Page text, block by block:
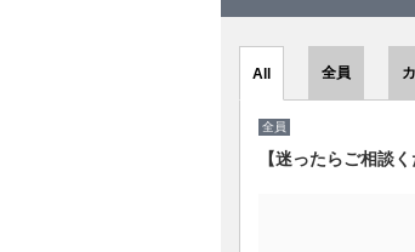
All 全員
全員
【迷ったらご相談